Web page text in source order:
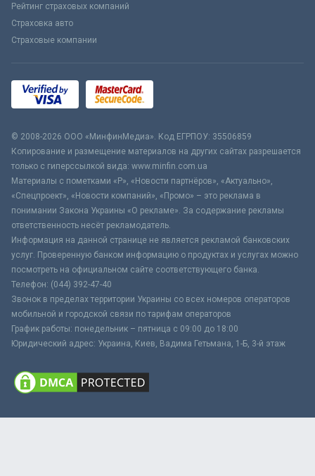
Рейтинг страховых компаний
Страховка авто
Страховые компании
© 2008-2026 ООО «МинфинМедиа». Код ЕГРПОУ: 35506859
Копирование и размещение материалов на других сайтах разрешается
только с гиперссылкой вида: www.minfin.com.ua
Материалы с пометками «Р», «Новости партнёров», «Актуально»,
«Спецпроект», «Новости компаний», «Промо» – это реклама в
понимании Закона Украины «О рекламе». За содержание рекламы
ответственность несёт рекламодатель.
Информация на данной странице не является рекламой банковских
услуг. Проверенную банком информацию о продуктах и услугах можно
посмотреть на официальном сайте соответствующего банка.
Телефон: (044) 392-47-40
Звонок в пределах территории Украины со всех номеров операторов
мобильной и городской связи по тарифам операторов
График работы: понедельник – пятница с 09:00 до 18:00
Юридический адрес: Украина, Киев, Вадима Гетьмана, 1-Б, 3-й этаж